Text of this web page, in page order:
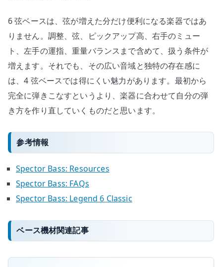
6 弦ベースは、弦が増えた分だけ便利になる楽器ではあ
りません。調整、弦、ピックアップ高、右手のミュー
ト、左手の運指、重量バランスまで含めて、扱う条件が
増えます。それでも、その広い音域と独特の存在感に
は、4 弦ベースでは得にくい魅力があります。最初から
完全に弾きこなすというより、楽器に合わせて自分の弾
き方を作り直していくものだと思います。
参考情報
Spector Bass: Resources
Spector Bass: FAQs
Spector Bass: Legend 6 Classic
ベース機材関連記事